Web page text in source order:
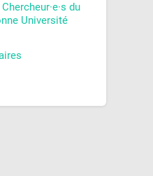
du
Université